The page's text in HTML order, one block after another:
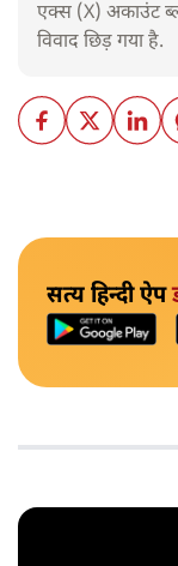
एक्स (X) अकाउंट
विवाद छिड़ गया है.
सत्य हिन्दी ऐप